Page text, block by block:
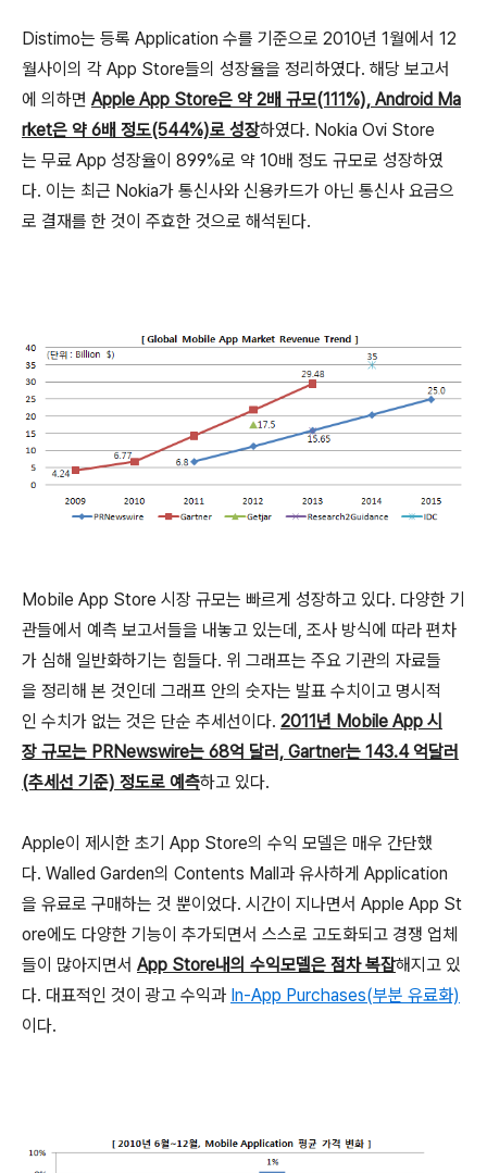
Distimo는 등록 Application 수를 기준으로 2010년 1월에서 12
월사이의 각 App Store들의 성장율을 정리하였다. 해당 보고서
에 의하면 Apple App Store은 약 2배 규모(111%), Android Ma
rket은 약 6배 정도(544%)로 성장하였다. Nokia Ovi Store
는 무료 App 성장율이 899%로 약 10배 정도 규모로 성장하였
다. 이는 최근 Nokia가 통신사와 신용카드가 아닌 통신사 요금으
로 결재를 한 것이 주효한 것으로 해석된다.
Mobile App Store 시장 규모는 빠르게 성장하고 있다. 다양한 기
관들에서 예측 보고서들을 내놓고 있는데, 조사 방식에 따라 편차
가 심해 일반화하기는 힘들다. 위 그래프는 주요 기관의 자료들
을 정리해 본 것인데 그래프 안의 숫자는 발표 수치이고 명시적
인 수치가 없는 것은 단순 추세선이다. 2011년 Mobile App 시
장 규모는 PRNewswire는 68억 달러, Gartner는 143.4 억달러
(추세선 기준) 정도로 예측하고 있다.
Apple이 제시한 초기 App Store의 수익 모델은 매우 간단했
다. Walled Garden의 Contents Mall과 유사하게 Application
을 유료로 구매하는 것 뿐이었다. 시간이 지나면서 Apple App St
ore에도 다양한 기능이 추가되면서 스스로 고도화되고 경쟁 업체
들이 많아지면서 App Store내의 수익모델은 점차 복잡해지고 있
다. 대표적인 것이 광고 수익과 In-App Purchases(부분 유료화)
이다.